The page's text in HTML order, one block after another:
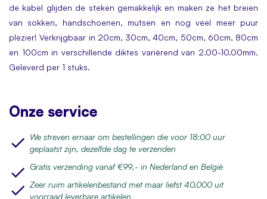
Addi Rondbreinaalden 50cm 4.00mm - 1st
Addi Rondbreinaalden 50cm 4.50mm - 1st
Addi Rondbreinaalden 50cm 6.00mm - 1st
de kabel glijden de steken gemakkelijk en maken ze het breien
van sokken, handschoenen, mutsen en nog veel meer puur
plezier! Verkrijgbaar in 20cm, 30cm, 40cm, 50cm, 60cm, 80cm
en 100cm in verschillende diktes variërend van 2.00-10.00mm.
Geleverd per 1 stuks.
Onze service
We streven ernaar om bestellingen die voor 18:00 uur
geplaatst zijn, dezelfde dag te verzenden
Gratis verzending vanaf €99,- in Nederland en België
Zeer ruim artikelenbestand met maar liefst 40.000 uit
voorraad leverbare artikelen